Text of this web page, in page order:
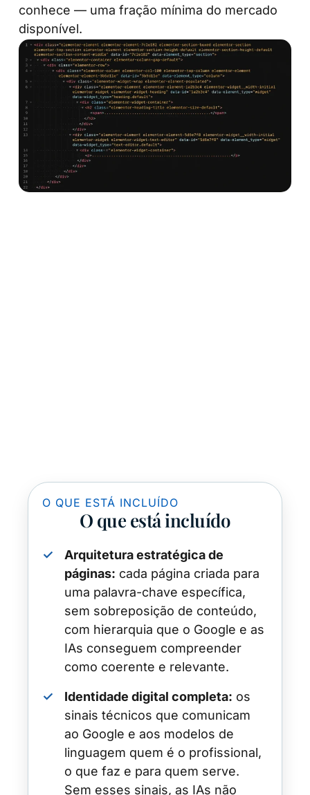
conhece — uma fração mínima do mercado
disponível.
O QUE ESTÁ INCLUÍDO
O que está incluído
✓
Arquitetura estratégica de
páginas: cada página criada para
uma palavra-chave específica,
sem sobreposição de conteúdo,
com hierarquia que o Google e as
IAs conseguem compreender
como coerente e relevante.
✓ Identidade digital completa: os
sinais técnicos que comunicam
ao Google e aos modelos de
linguagem quem é o profissional,
o que faz e para quem serve.
Sem esses sinais, as IAs não